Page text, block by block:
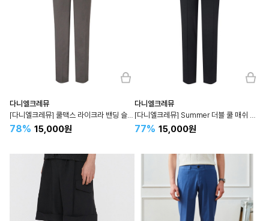
다니엘크레뮤
[다니엘크레뮤] 쿨맥스 라이크라 밴딩 슬랙스 1종 DCPKMD0244N
78% 15,000원
다니엘크레뮤
[다니엘크레뮤] Summer 더블 쿨 매쉬 밴딩 슬랙스 1종
77% 15,000원